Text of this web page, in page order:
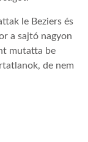
le Beziers és
a sajtó nagyon
mutatta be
de nem